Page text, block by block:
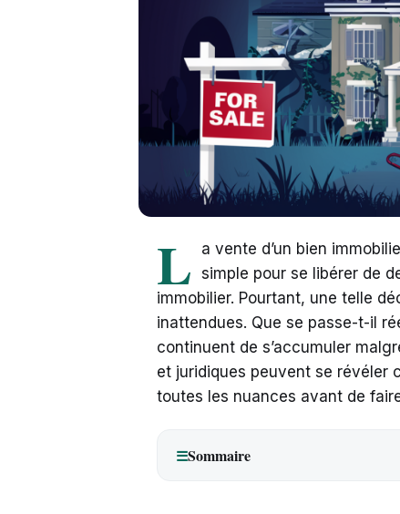
L
a vente d’un bien
simple pour se libérer de
immobilier. Pourtant, une telle
inattendues. Que se passe-t-il
continuent de s’accumuler
et juridiques peuvent se révéler
toutes les nuances avant de
☰Sommaire